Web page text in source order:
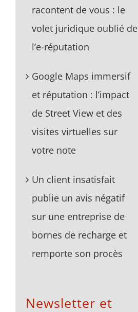
racontent de vous : le
volet juridique oublié de
l’e-réputation
Google Maps immersif
et réputation : l’impact
de Street View et des
visites virtuelles sur
votre note
Un client insatisfait
publie un avis négatif
sur une entreprise de
bornes de recharge et
remporte son procès
Newsletter et